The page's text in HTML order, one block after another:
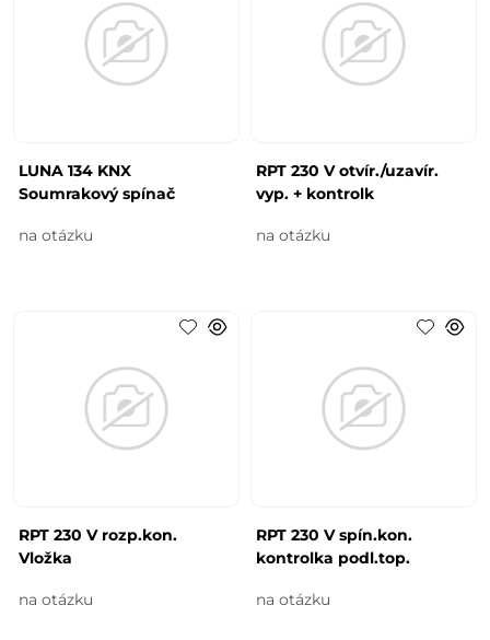
LUNA 134 KNX
Soumrakový spínač
na otázku
RPT 230 V otvír./uzavír.
vyp. + kontrolk
na otázku
RPT 230 V rozp.kon.
Vložka
na otázku
RPT 230 V spín.kon.
kontrolka podl.top.
na otázku